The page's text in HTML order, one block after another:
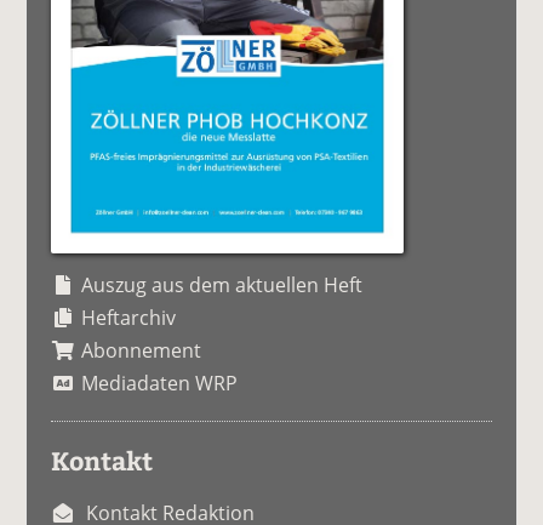
Auszug aus dem aktuellen Heft
Heftarchiv
Abonnement
Mediadaten WRP
Kontakt
Kontakt Redaktion